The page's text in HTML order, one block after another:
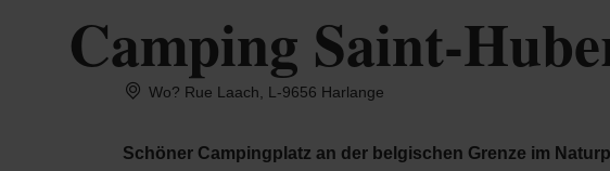
Camping Saint-
Wo? Rue Laach, L-9656 Harlange
Schöner Campingplatz an der belgischen Grenze im